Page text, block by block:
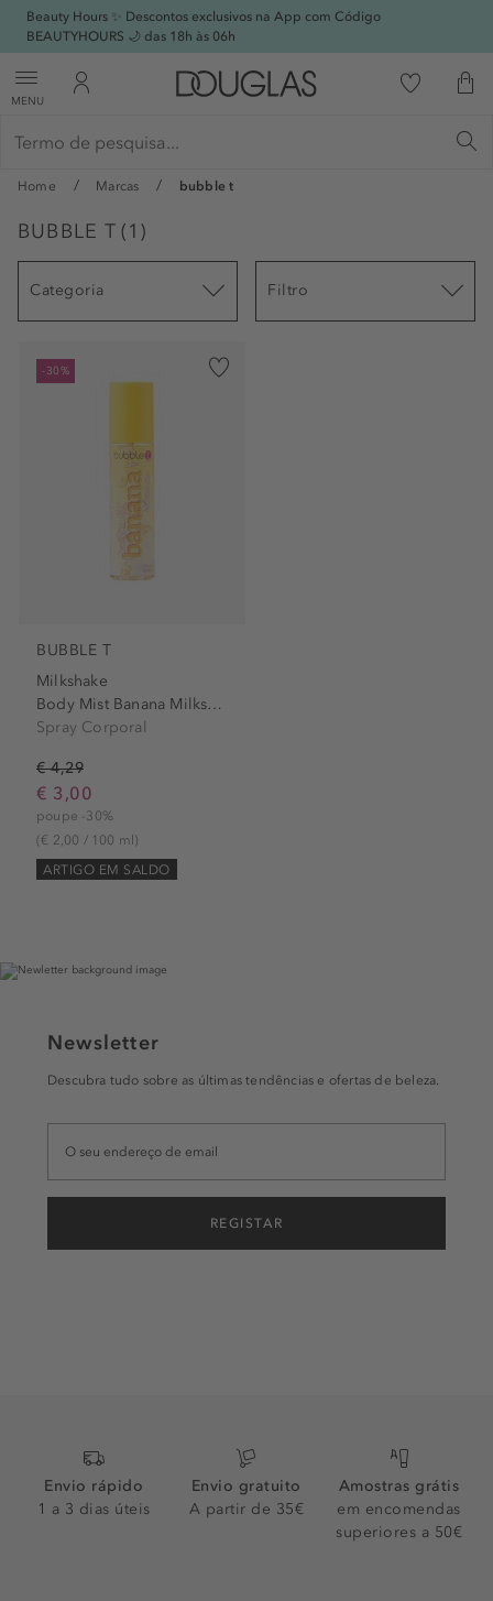
Beauty Hours ✨ Descontos exclusivos na App com Código
BEAUTYHOURS 🌙 das 18h às 06h
MENU
Home Marcas bubble t
BUBBLE T (1 )
Categoria Filtro
-30%
BUBBLE T
Milkshake
Body Mist Banana Milkshake
Spray Corporal
€ 4,29
€ 3,00
poupe -30%
(€ 2,00 / 100 ml)
ARTIGO EM SALDO
Newsletter
Descubra tudo sobre as últimas tendências e ofertas de beleza.
REGISTAR
Envio rápido
1 a 3 dias úteis
Envio gratuito
A partir de 35€
Amostras grátis
em encomendas
superiores a 50€